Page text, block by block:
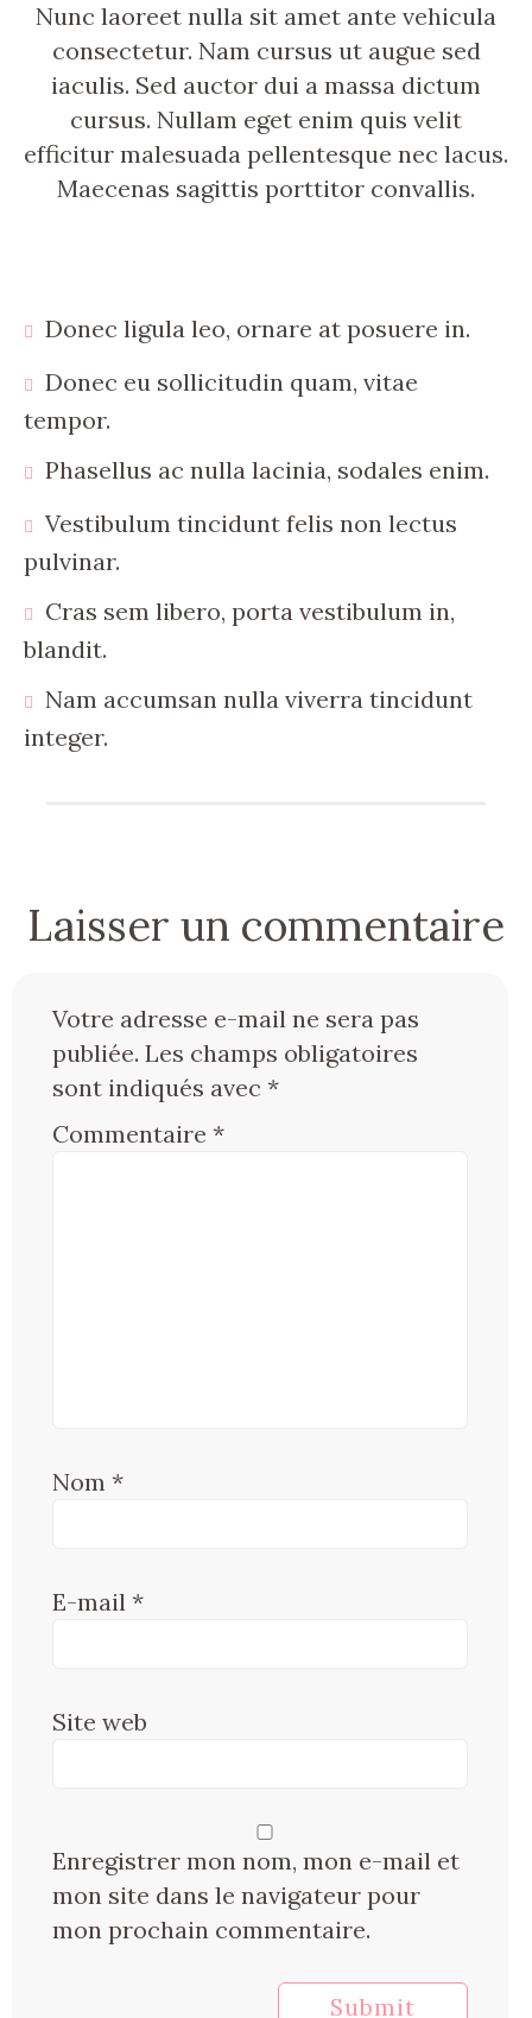
Nunc laoreet nulla sit amet ante vehicula
consectetur. Nam cursus ut augue sed
iaculis. Sed auctor dui a massa dictum
cursus. Nullam eget enim quis velit
efficitur malesuada pellentesque nec lacus.
Maecenas sagittis porttitor convallis.
Donec ligula leo, ornare at posuere in.
Donec eu sollicitudin quam, vitae
tempor.
Phasellus ac nulla lacinia, sodales enim.
Vestibulum tincidunt felis non lectus
pulvinar.
Cras sem libero, porta vestibulum in,
blandit.
Nam accumsan nulla viverra tincidunt
integer.
Laisser un commentaire
Votre adresse e-mail ne sera pas
publiée. Les champs obligatoires
sont indiqués avec *
Commentaire *
Nom *
E-mail *
Site web
Enregistrer mon nom, mon e-mail et
mon site dans le navigateur pour
mon prochain commentaire.